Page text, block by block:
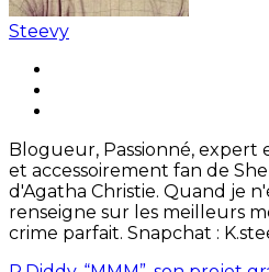
Steevy
Blogueur, Passionné, expert
et accessoirement fan de
d'Agatha Christie. Quand je
renseigne sur les meilleurs
crime parfait. Snapchat :